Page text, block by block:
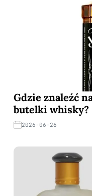
Gdzie znaleźć
butelki whisky?
2026-06-26